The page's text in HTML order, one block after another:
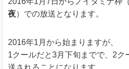
夜）での放送となります。
2016年1月から始まりますが、
1クールだと3月下旬までで、2ク
送されることになります。